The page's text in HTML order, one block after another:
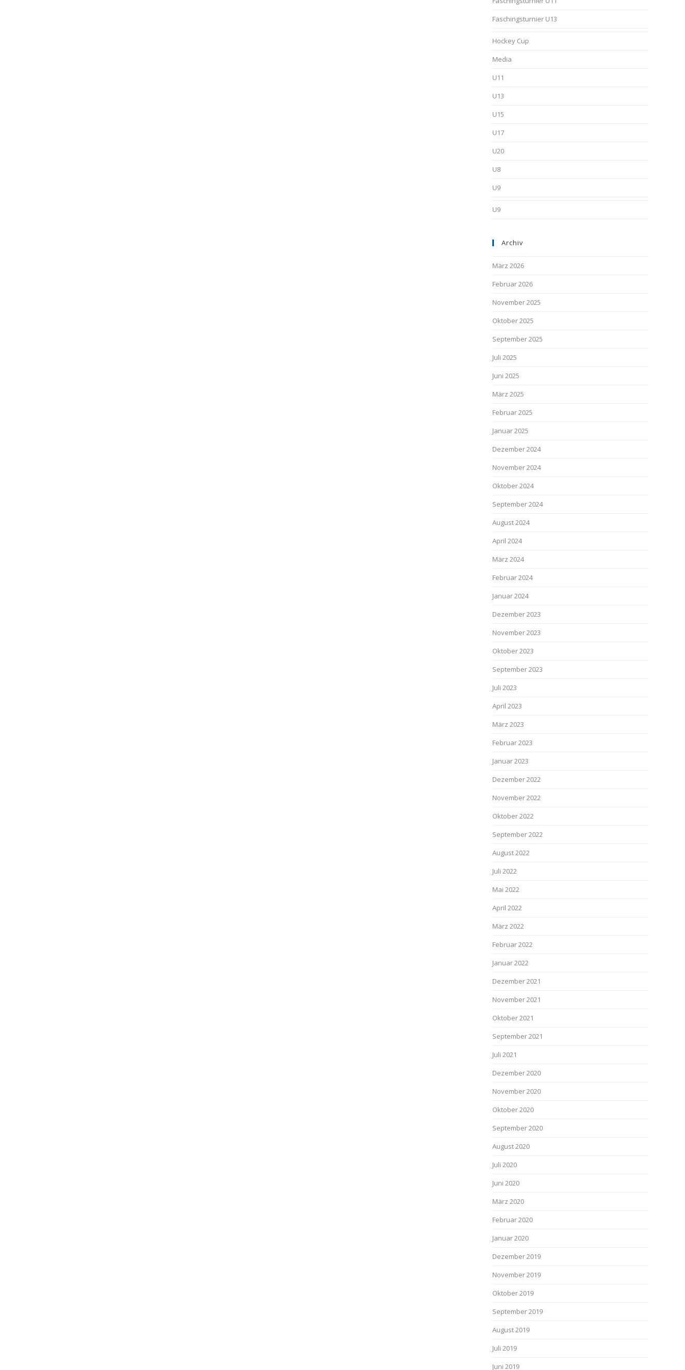
Faschingsturnier U13
Hockey Cup
Media
U11
U13
U15
U17
U20
U8
U9
U9
Archiv
März 2026
Februar 2026
November 2025
Oktober 2025
September 2025
Juli 2025
Juni 2025
März 2025
Februar 2025
Januar 2025
Dezember 2024
November 2024
Oktober 2024
September 2024
August 2024
April 2024
März 2024
Februar 2024
Januar 2024
Dezember 2023
November 2023
Oktober 2023
September 2023
Juli 2023
April 2023
März 2023
Februar 2023
Januar 2023
Dezember 2022
November 2022
Oktober 2022
September 2022
August 2022
Juli 2022
Mai 2022
April 2022
März 2022
Februar 2022
Januar 2022
Dezember 2021
November 2021
Oktober 2021
September 2021
Juli 2021
Dezember 2020
November 2020
Oktober 2020
September 2020
August 2020
Juli 2020
Juni 2020
März 2020
Februar 2020
Januar 2020
Dezember 2019
November 2019
Oktober 2019
September 2019
August 2019
Juli 2019
Juni 2019